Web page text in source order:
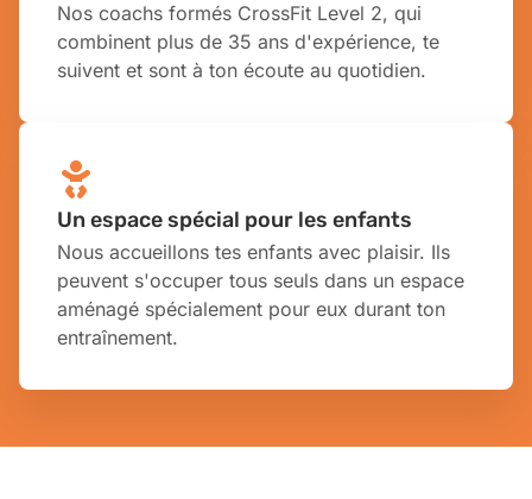
Nos coachs formés CrossFit Level 2, qui
combinent plus de 35 ans d'expérience, te
suivent et sont à ton écoute au quotidien.
Un espace spécial pour les enfants
Nous accueillons tes enfants avec plaisir. Ils
peuvent s'occuper tous seuls dans un espace
aménagé spécialement pour eux durant ton
entraînement.